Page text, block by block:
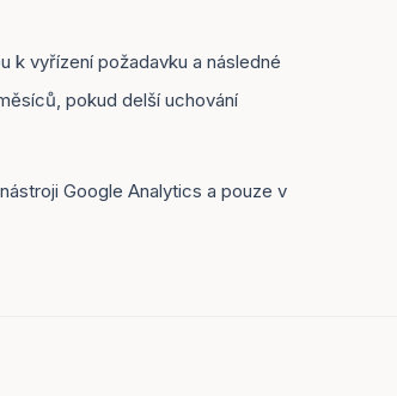
k vyřízení požadavku a následné
pokud delší uchování
Google Analytics a pouze v